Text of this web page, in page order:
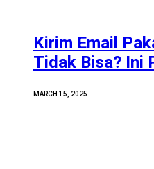
Kirim Email
Tidak Bisa? Ini
MARCH 15, 2025